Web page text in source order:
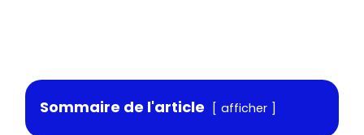
Sommaire de l'article afficher